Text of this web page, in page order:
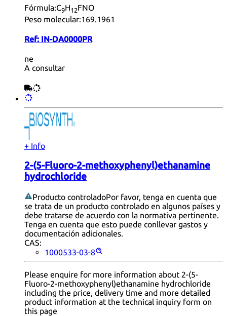
Fórmula:C9H12FNO
Peso molecular:169.1961
Ref: IN-DA0000PR
ne
A consultar
+ Info
2-(5-Fluoro-2-methoxyphenyl)ethanamine
hydrochloride
Producto controladoPor favor, tenga en cuenta que
se trata de un producto controlado en algunos países y
debe tratarse de acuerdo con la normativa pertinente.
Tenga en cuenta que esto puede conllevar gastos y
documentación adicionales.
CAS:
1000533-03-8
Please enquire for more information about 2-(5-
Fluoro-2-methoxyphenyl)ethanamine hydrochloride
including the price, delivery time and more detailed
product information at the technical inquiry form on
this page